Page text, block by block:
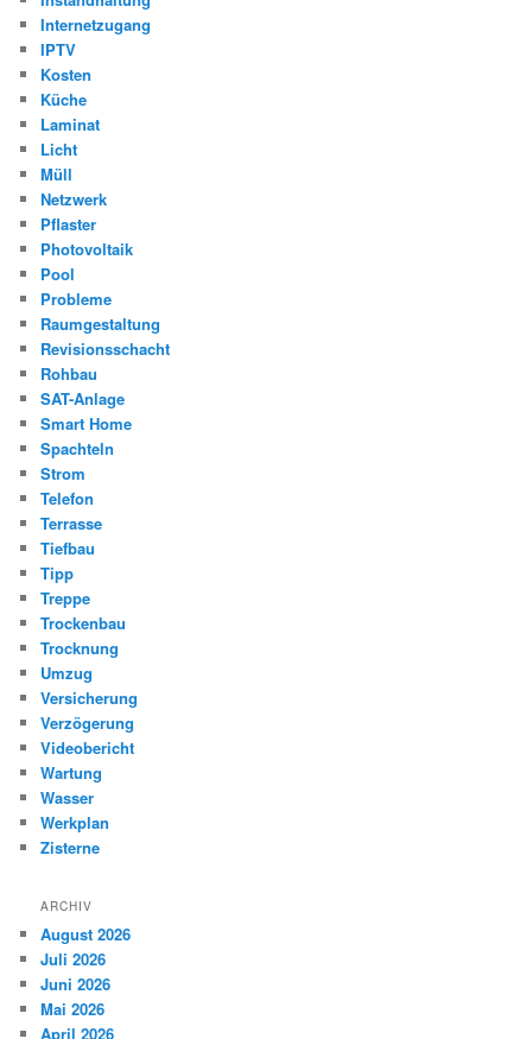
Internetzugang
IPTV
Kosten
Küche
Laminat
Licht
Müll
Netzwerk
Pflaster
Photovoltaik
Pool
Probleme
Raumgestaltung
Revisionsschacht
Rohbau
SAT-Anlage
Smart Home
Spachteln
Strom
Telefon
Terrasse
Tiefbau
Tipp
Treppe
Trockenbau
Trocknung
Umzug
Versicherung
Verzögerung
Videobericht
Wartung
Wasser
Werkplan
Zisterne
ARCHIV
August 2026
Juli 2026
Juni 2026
Mai 2026
April 2026